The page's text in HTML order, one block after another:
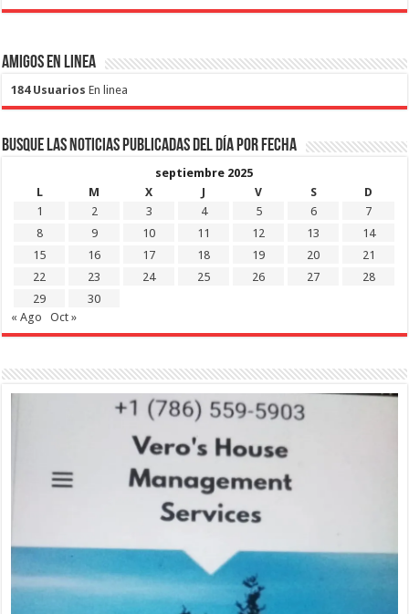
Amigos en Linea
184 Usuarios En linea
Busque las noticias publicadas del día por fecha
septiembre 2025
L
M X J V S
D
1
2 3 4 5 6
7
8
9 10 11 12 13
14
15
16 17 18 19 20
21
22
23 24 25 26 27
28
29
30
« Ago
Oct »